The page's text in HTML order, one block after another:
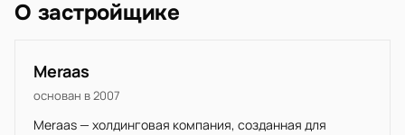
О застройщике
Meraas
основан в 2007
Meraas — холдинговая компания, созданная для